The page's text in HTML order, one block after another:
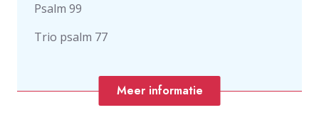
Psalm 99
Trio psalm 77
Meer informatie